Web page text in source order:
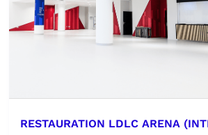
RESTAURATION LDLC ARENA